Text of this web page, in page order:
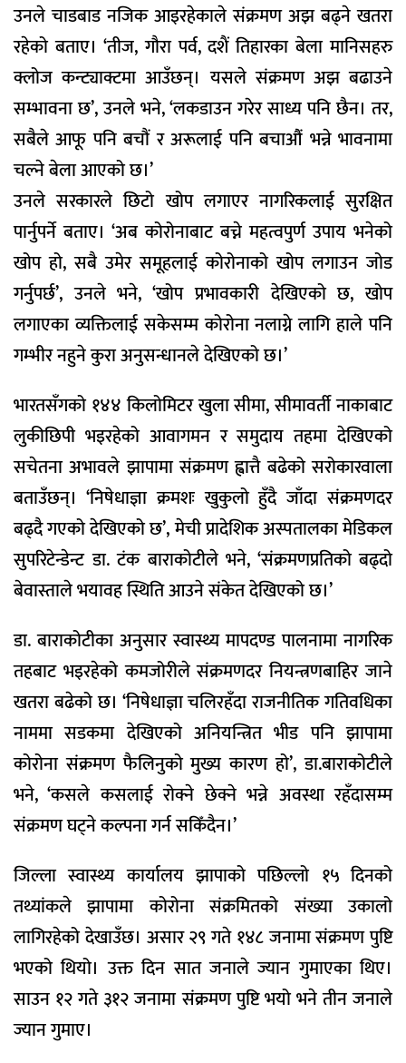
उनले चाडबाड नजिक आइरहेकाले संक्रमण अझ बढ्ने खतरा
रहेको बताए। ‘तीज, गौरा पर्व, दशैं तिहारका बेला मानिसहरु
क्लोज कन्ट्याक्टमा आउँछन्। यसले संक्रमण अझ बढाउने
सम्भावना छ’, उनले भने, ‘लकडाउन गरेर साध्य पनि छैन। तर,
सबैले आफू पनि बचौं र अरूलाई पनि बचाऔं भन्ने भावनामा
चल्ने बेला आएको छ।’
उनले सरकारले छिटो खोप लगाएर नागरिकलाई सुरक्षित
पार्नुपर्ने बताए। ‘अब कोरोनाबाट बच्ने महत्वपुर्ण उपाय भनेको
खोप हो, सबै उमेर समूहलाई कोरोनाको खोप लगाउन जोड
गर्नुपर्छ’, उनले भने, ‘खोप प्रभावकारी देखिएको छ, खोप
लगाएका व्यक्तिलाई सकेसम्म कोरोना नलाग्ने लागि हाले पनि
गम्भीर नहुने कुरा अनुसन्धानले देखिएको छ।’
भारतसँगको १४४ किलोमिटर खुला सीमा, सीमावर्ती नाकाबाट
लुकीछिपी भइरहेको आवागमन र समुदाय तहमा देखिएको
सचेतना अभावले झापामा संक्रमण ह्वात्तै बढेको सरोकारवाला
बताउँछन्। ‘निषेधाज्ञा क्रमशः खुकुलो हुँदै जाँदा संक्रमणदर
बढ्दै गएको देखिएको छ’, मेची प्रादेशिक अस्पतालका मेडिकल
सुपरिटेन्डेन्ट डा. टंक बाराकोटीले भने, ‘संक्रमणप्रतिको बढ्दो
बेवास्ताले भयावह स्थिति आउने संकेत देखिएको छ।’
डा. बाराकोटीका अनुसार स्वास्थ्य मापदण्ड पालनामा नागरिक
तहबाट भइरहेको कमजोरीले संक्रमणदर नियन्त्रणबाहिर जाने
खतरा बढेको छ। ‘निषेधाज्ञा चलिरहँदा राजनीतिक गतिवधिका
नाममा सडकमा देखिएको अनियन्त्रित भीड पनि झापामा
कोरोना संक्रमण फैलिनुको मुख्य कारण हो’, डा.बाराकोटीले
भने, ‘कसले कसलाई रोक्ने छेक्ने भन्ने अवस्था रहँदासम्म
संक्रमण घट्ने कल्पना गर्न सकिँदैन।’
जिल्ला स्वास्थ्य कार्यालय झापाको पछिल्लो १५ दिनको
तथ्यांकले झापामा कोरोना संक्रमितको संख्या उकालो
लागिरहेको देखाउँछ। असार २९ गते १४८ जनामा संक्रमण पुष्टि
भएको थियो। उक्त दिन सात जनाले ज्यान गुमाएका थिए।
साउन १२ गते ३१२ जनामा संक्रमण पुष्टि भयो भने तीन जनाले
ज्यान गुमाए।